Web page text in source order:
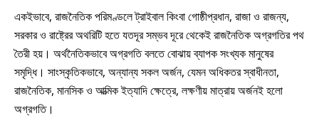
একইভাবে, রাজনৈতিক পরিমণ্ডলে ট্রাইবাল কিংবা গোষ্ঠীপ্রধান, রাজা ও রাজন্য,
সরকার ও রাষ্ট্রের অথরিটি হতে যতদূর সম্ভব দূরে থেকেই রাজনৈতিক অগ্রগতির পথ
তৈরী হয়। অর্থনৈতিকভাবে অগ্রগতি বলতে বোঝায় ব্যাপক সংখ্যক মানুষের
সমৃদ্ধি। সাংস্কৃতিকভাবে, অন্যান্য সকল অর্জন, যেমন অধিকতর স্বাধীনতা,
রাজনৈতিক, মানসিক ও আত্মিক ইত্যাদি ক্ষেত্রে, লক্ষণীয় মাত্রায় অর্জনই হলো
অগ্রগতি।